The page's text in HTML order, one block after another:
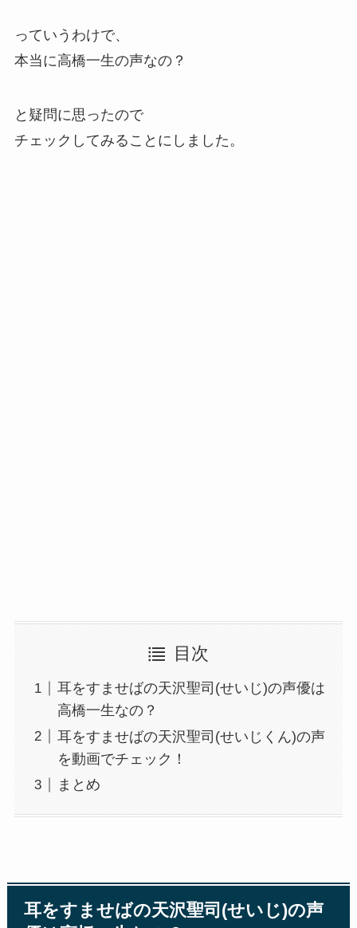
っていうわけで、
本当に高橋一生の声なの？
と疑問に思ったので
チェックしてみることにしました。
目次
耳をすませばの天沢聖司(せいじ)の声優は
高橋一生なの？
耳をすませばの天沢聖司(せいじくん)の声
を動画でチェック！
まとめ
耳をすませばの天沢聖司(せいじ)の声